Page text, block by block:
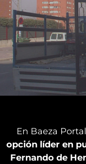
En Baeza
opción líder en
Fernando de